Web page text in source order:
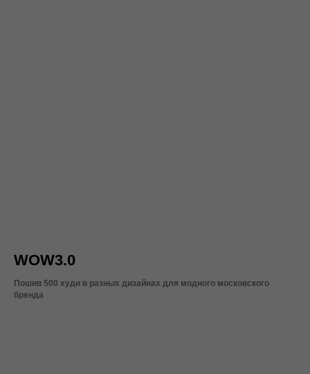
WOW3.0
Пошив 500 худи в разных дизайнах для модного московского
бренда